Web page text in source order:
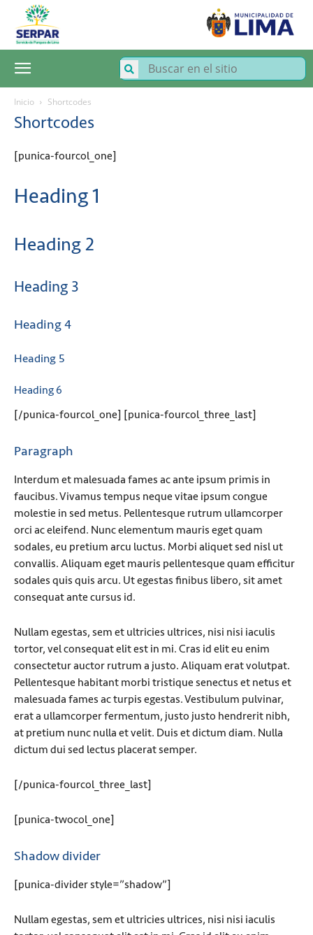
SERPAR
Servicio
de
Parques
Inicio Shortcodes
Shortcodes
[punica-fourcol_one]
Heading 1
Heading 2
Heading 3
Heading 4
Heading 5
Heading 6
[/punica-fourcol_one] [punica-fourcol_three_last]
Paragraph
Interdum et malesuada fames ac ante ipsum primis in
faucibus. Vivamus tempus neque vitae ipsum congue
molestie in sed metus. Pellentesque rutrum ullamcorper
orci ac eleifend. Nunc elementum mauris eget quam
sodales, eu pretium arcu luctus. Morbi aliquet sed nisl ut
convallis. Aliquam eget mauris pellentesque quam efficitur
sodales quis quis arcu. Ut egestas finibus libero, sit amet
consequat ante cursus id.
Nullam egestas, sem et ultricies ultrices, nisi nisi iaculis
tortor, vel consequat elit est in mi. Cras id elit eu enim
consectetur auctor rutrum a justo. Aliquam erat volutpat.
Pellentesque habitant morbi tristique senectus et netus et
malesuada fames ac turpis egestas. Vestibulum pulvinar,
erat a ullamcorper fermentum, justo justo hendrerit nibh,
at pretium nunc nulla et velit. Duis et dictum diam. Nulla
dictum dui sed lectus placerat semper.
[/punica-fourcol_three_last]
[punica-twocol_one]
Shadow divider
[punica-divider style=”shadow”]
Nullam egestas, sem et ultricies ultrices, nisi nisi iaculis